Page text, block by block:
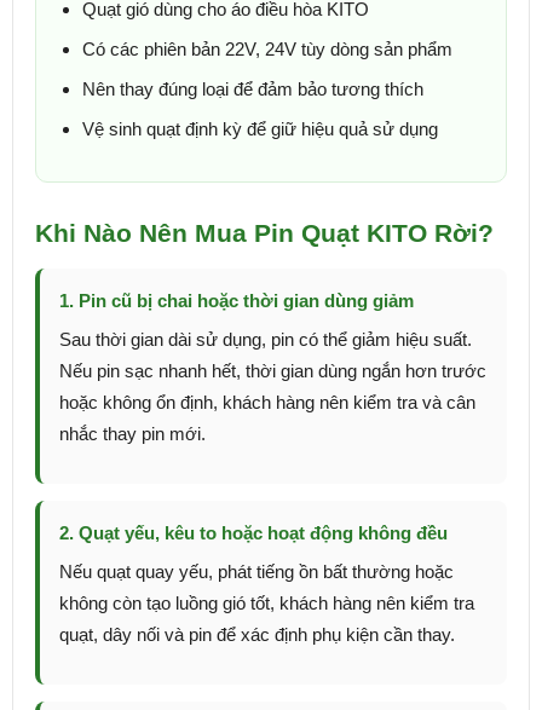
Quạt gió dùng cho áo điều hòa KITO
Có các phiên bản 22V, 24V tùy dòng sản phẩm
Nên thay đúng loại để đảm bảo tương thích
Vệ sinh quạt định kỳ để giữ hiệu quả sử dụng
Khi Nào Nên Mua Pin Quạt KITO Rời?
1. Pin cũ bị chai hoặc thời gian dùng giảm
Sau thời gian dài sử dụng, pin có thể giảm hiệu suất.
Nếu pin sạc nhanh hết, thời gian dùng ngắn hơn trước
hoặc không ổn định, khách hàng nên kiểm tra và cân
nhắc thay pin mới.
2. Quạt yếu, kêu to hoặc hoạt động không đều
Nếu quạt quay yếu, phát tiếng ồn bất thường hoặc
không còn tạo luồng gió tốt, khách hàng nên kiểm tra
quạt, dây nối và pin để xác định phụ kiện cần thay.